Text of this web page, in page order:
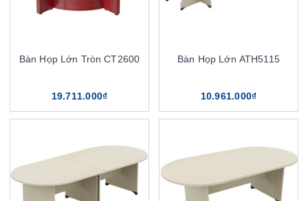
Bàn Họp Lớn Tròn CT2600
19.711.000₫
Bàn Họp Lớn ATH5115
10.961.000₫